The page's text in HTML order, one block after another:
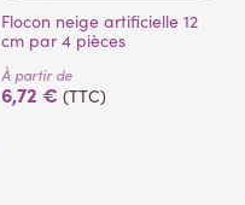
Flocon neige artificielle 12
cm par 4 pièces
À partir de
6,72 € (TTC)